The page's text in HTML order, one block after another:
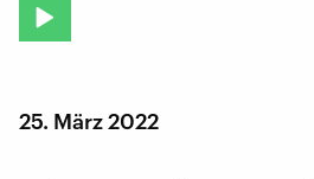
25. März 2022